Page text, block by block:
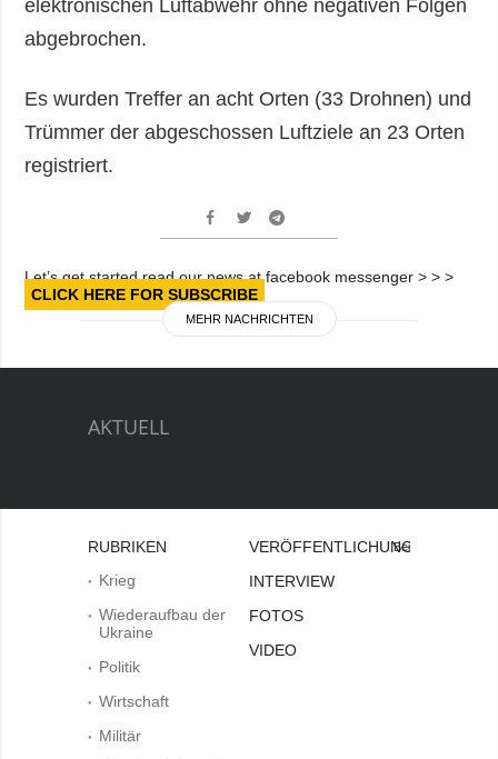
elektronischen Luftabwehr ohne negativen Folgen
abgebrochen.
Es wurden Treffer an acht Orten (33 Drohnen) und
Trümmer der abgeschossen Luftziele an 23 Orten
registriert.
Let’s get started read our news at facebook messenger > > >
CLICK HERE FOR SUBSCRIBE
MEHR NACHRICHTEN
AKTUELL
RUBRIKEN
Krieg
Wiederaufbau der
Ukraine
Politik
Wirtschaft
Militär
VERÖFFENTLICHUNGEN
INTERVIEW
FOTOS
VIDEO
Bei